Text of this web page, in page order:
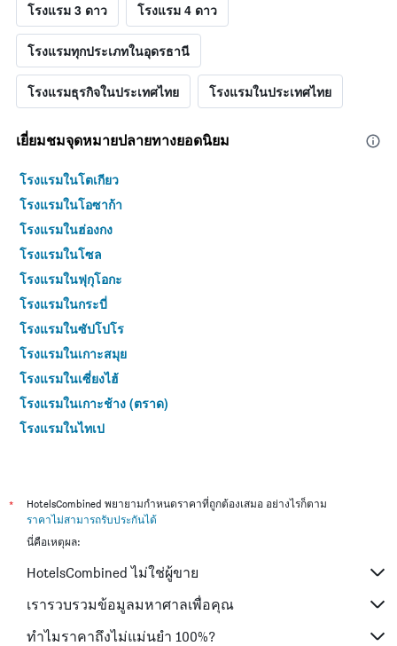
โรงแรม 3 ดาว โรงแรม 4 ดาว
โรงแรมทุกประเภทในอุดรธานี
โรงแรมธุรกิจในประเทศไทย โรงแรมในประเทศไทย
เยี่ยมชมจุดหมายปลายทางยอดนิยม
โรงแรมในโตเกียว
โรงแรมในโอซาก้า
โรงแรมในฮ่องกง
โรงแรมในโซล
โรงแรมในฟุกุโอกะ
โรงแรมในกระบี่
โรงแรมในซัปโปโร
โรงแรมในเกาะสมุย
โรงแรมในเซี่ยงไฮ้
โรงแรมในเกาะช้าง (ตราด)
โรงแรมในไทเป
โรงแรมในภูเก็ต
โรงแรมในระยอง
โรงแรมในเกียวโต
โรงแรมในสัตหีบ
โรงแรมในศรีราชา
โรงแรมในขอนแก่น
*
HotelsCombined พยายามกำหนดราคาที่ถูกต้องเสมอ อย่างไรก็ตาม
ราคาไม่สามารถรับประกันได้
นี่คือเหตุผล:
HotelsCombined ไม่ใช่ผู้ขาย
เรารวบรวมข้อมูลมหาศาลเพื่อคุณ
ทำไมราคาถึงไม่แม่นยำ 100%?